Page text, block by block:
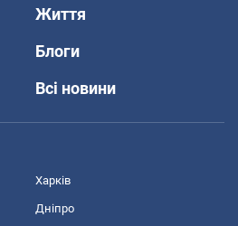
Життя
Блоги
Всі новини
Харків
Дніпро